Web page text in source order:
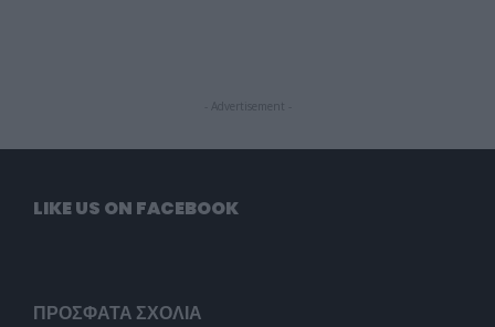
- Advertisement -
LIKE US ON FACEBOOK
ΠΡΌΣΦΑΤΑ ΣΧΌΛΙΑ